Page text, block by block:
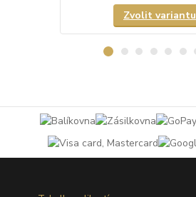
Zvolit variantu